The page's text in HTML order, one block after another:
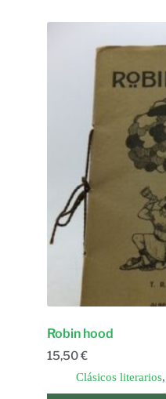
Robin hood
15,50€
Clásicos literarios,